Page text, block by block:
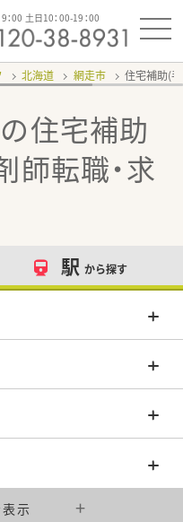
：00 土日10：00-19：00
北海道 網走市 住宅補助(
住宅補助
師転職・求
駅 から探す
示